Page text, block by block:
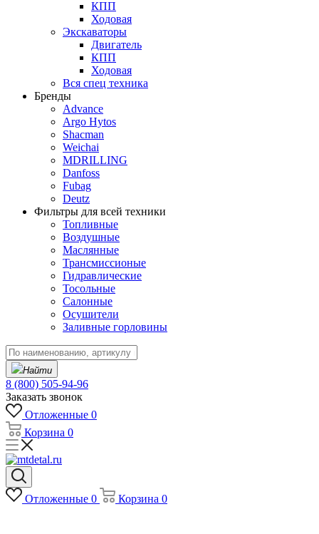
КПП
Ходовая
Экскаваторы
Двигатель
КПП
Ходовая
Вся спец техника
Бренды
Advance
Argo Hytos
Shacman
Weichai
MDRILLING
Danfoss
Fubag
Deutz
Фильтры для всей техники
Топливные
Воздушные
Маслянные
Трансмиссионые
Гидравлические
Тосольные
Салонные
Осушители
Заливные горловины
Найти
8 (800) 505-94-96
Заказать звонок
Отложенные 0
Корзина 0
Отложенные 0 Корзина 0